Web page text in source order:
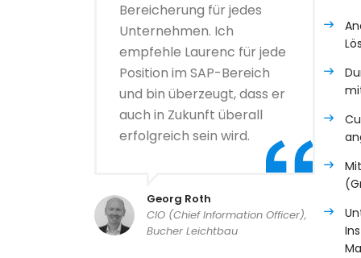
Bereicherung für jedes
Unternehmen. Ich
empfehle Laurenc für jede
Position im SAP-Bereich
und bin überzeugt, dass er
auch in Zukunft überall
erfolgreich sein wird.
Georg Roth
CIO (Chief Information Officer),
Bucher Leichtbau